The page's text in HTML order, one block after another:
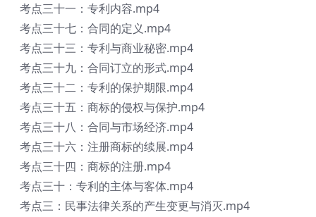
考点三十一：专利内容.mp4
考点三十七：合同的定义.mp4
考点三十三：专利与商业秘密.mp4
考点三十九：合同订立的形式.mp4
考点三十二：专利的保护期限.mp4
考点三十五：商标的侵权与保护.mp4
考点三十八：合同与市场经济.mp4
考点三十六：注册商标的续展.mp4
考点三十四：商标的注册.mp4
考点三十：专利的主体与客体.mp4
考点三：民事法律关系的产生变更与消灭.mp4